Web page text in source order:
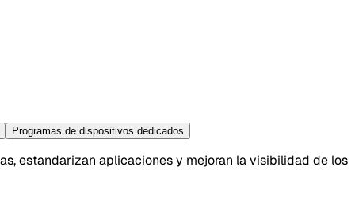
Programas de dispositivos dedicados
estandarizan aplicaciones y mejoran la visibilidad de los